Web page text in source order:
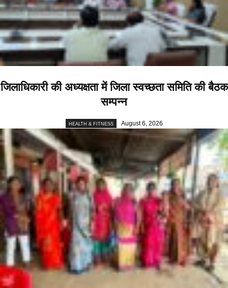
जिलाधिकारी की अध्यक्षता में जिला स्वच्छता समिति की बैठक
सम्पन्न
HEALTH & FITNESS August 6, 2026